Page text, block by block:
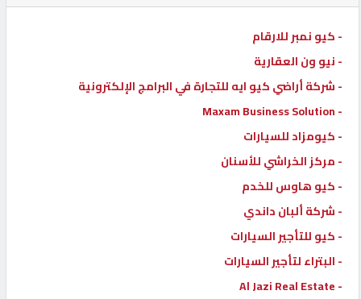
الدليل
القطري
POWERED
QHOST
- كيو نمبر للارقام
- نيو ون العقارية
- شركة أراضي كيو ايه للتجارة في البرامج الإلكترونية
- Maxam Business Solution
- كيومزاد للسيارات
- مركز الخراشي للأسنان
- كيو هاوس للخدم
- شركة ألبان داندي
- كيو للتأجير السيارات
- البتراء لتأجير السيارات
- Al Jazi Real Estate